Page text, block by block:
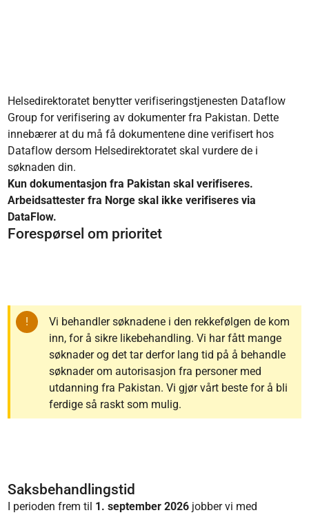
Helsedirektoratet benytter verifiseringstjenesten Dataflow
Group for verifisering av dokumenter fra Pakistan. Dette
innebærer at du må få dokumentene dine verifisert hos
Dataflow dersom Helsedirektoratet skal vurdere de i
søknaden din.
Kun dokumentasjon fra Pakistan skal verifiseres.
Arbeidsattester fra Norge skal ikke verifiseres via
DataFlow.
Forespørsel om prioritet
Vi behandler søknadene i den rekkefølgen de kom
inn, for å sikre likebehandling. Vi har fått mange
søknader og det tar derfor lang tid på å behandle
søknader om autorisasjon fra personer med
utdanning fra Pakistan. Vi gjør vårt beste for å bli
ferdige så raskt som mulig.
Saksbehandlingstid
I perioden frem til 1. september 2026 jobber vi med